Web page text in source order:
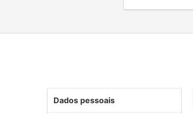
Dados pessoais